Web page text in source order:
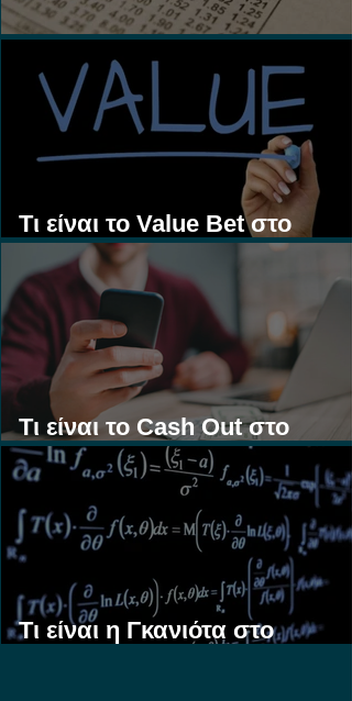
Τι είναι τα Ασιατικά Χάντικαπ;
Τι είναι το Value Bet στο
Στοίχημα;
Τι είναι το Cash Out στο
Στοίχημα;
Τι είναι η Γκανιότα στο